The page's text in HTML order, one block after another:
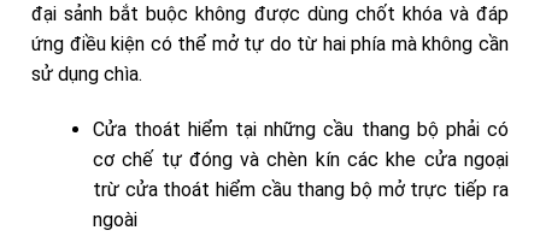
đại sảnh bắt buộc không được dùng chốt khóa và đáp
ứng điều kiện có thể mở tự do từ hai phía mà không cần
sử dụng chìa.
Cửa thoát hiểm tại những cầu thang bộ phải có
cơ chế tự đóng và chèn kín các khe cửa ngoại
trừ cửa thoát hiểm cầu thang bộ mở trực tiếp ra
ngoài